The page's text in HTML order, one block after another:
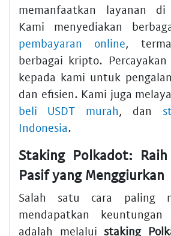
memanfaatkan layanan di
Kami menyediakan
pembayaran online,
berbagai kripto.
kepada kami untuk
dan efisien. Kami juga
beli USDT murah, dan
Indonesia.
Staking Polkadot:
Pasif yang Menggiurkan
Salah satu cara paling
mendapatkan
adalah melaluistaking